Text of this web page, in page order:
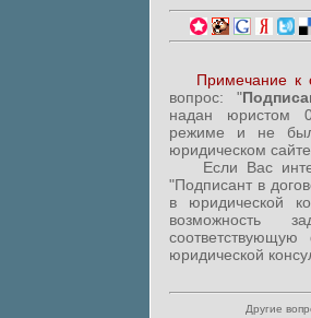
Примечание к
вопрос: "
надан юристом
режиме и не
юридическом
Если Вас
"Подписант в
в юридической
возможность
юридической
Другие